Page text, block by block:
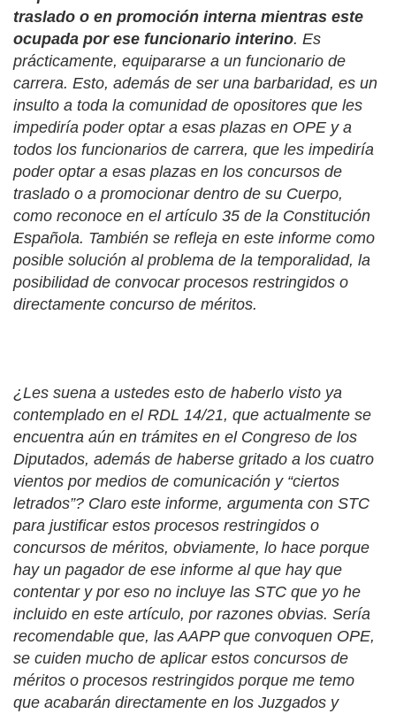
traslado o en promoción interna mientras este
ocupada por ese funcionario interino. Es
prácticamente, equipararse a un funcionario de
carrera. Esto, además de ser una barbaridad, es un
insulto a toda la comunidad de opositores que les
impediría poder optar a esas plazas en OPE y a
todos los funcionarios de carrera, que les impediría
poder optar a esas plazas en los concursos de
traslado o a promocionar dentro de su Cuerpo,
como reconoce en el artículo 35 de la Constitución
Española. También se refleja en este informe como
posible solución al problema de la temporalidad, la
posibilidad de convocar procesos restringidos o
directamente concurso de méritos.
¿Les suena a ustedes esto de haberlo visto ya
contemplado en el RDL 14/21, que actualmente se
encuentra aún en trámites en el Congreso de los
Diputados, además de haberse gritado a los cuatro
vientos por medios de comunicación y “ciertos
letrados”? Claro este informe, argumenta con STC
para justificar estos procesos restringidos o
concursos de méritos, obviamente, lo hace porque
hay un pagador de ese informe al que hay que
contentar y por eso no incluye las STC que yo he
incluido en este artículo, por razones obvias. Sería
recomendable que, las AAPP que convoquen OPE,
se cuiden mucho de aplicar estos concursos de
méritos o procesos restringidos porque me temo
que acabarán directamente en los Juzgados y